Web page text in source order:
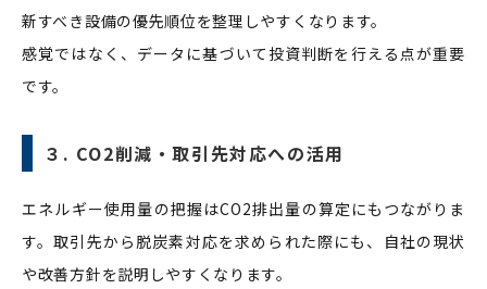
新すべき設備の優先順位を整理しやすくなります。
感覚ではなく、データに基づいて投資判断を行える点が重要
です。
３. CO2削減・取引先対応への活用
エネルギー使用量の把握はCO2排出量の算定にもつながりま
す。取引先から脱炭素対応を求められた際にも、自社の現状
や改善方針を説明しやすくなります。